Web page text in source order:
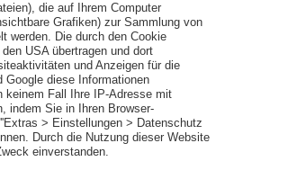
die auf Ihrem Computer
Grafiken) zur Sammlung von
werden. Die durch den Cookie
USA übertragen und dort
und Anzeigen für die
Google diese Informationen
keinem Fall Ihre IP-Adresse mit
indem Sie in Ihren Browser-
> Einstellungen > Datenschutz
Durch die Nutzung dieser Website
einverstanden.